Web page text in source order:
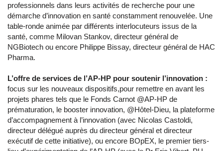
professionnels dans leurs activités de recherche pour une
démarche d’innovation en santé constamment renouvelée. Une
table-ronde animée par différents interlocuteurs issus de la
santé, comme Milovan Stankov, directeur général de
NGBiotech ou encore Philippe Bissay, directeur général de HAC
Pharma.
L’offre de services de l’AP-HP pour soutenir l’innovation :
focus sur les nouveaux dispositifs,pour remettre en avant les
projets phares tels que le Fonds Carnot @AP-HP de
prématuration, le booster innovation, @Hôtel-Dieu, la plateforme
d’accompagnement à l’innovation (avec Nicolas Castoldi,
directeur délégué auprès du directeur général et directeur
exécutif de cette initiative), ou encore BOpEX, le premier tiers-